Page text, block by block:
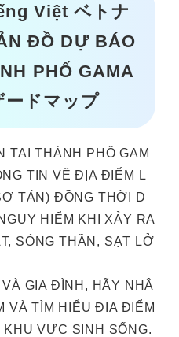
Việt ベトナ
ĐỒ DỰ BÁO
PHỐ GAMA
ードマップ
TAI THÀNH PHỐ GAM
TIN VỀ ĐỊA ĐIỂM L
TÁN) ĐỒNG THỜI D
HIỂM KHI XẢY RA
SÓNG THẦN, SẠT LỞ
GIA ĐÌNH, HÃY NHẬ
VÀ TÌM HIỂU ĐỊA ĐIỂM
VỰC SINH SỐNG.